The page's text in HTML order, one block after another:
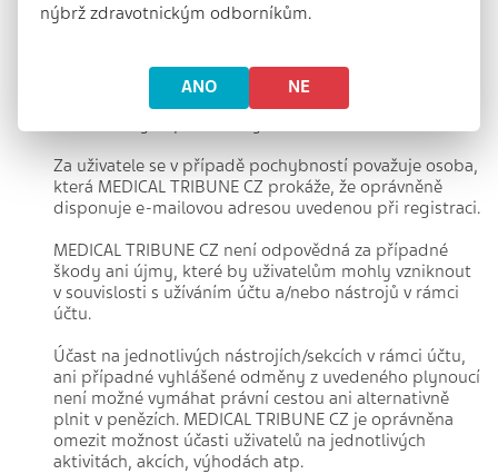
Práva k přístupu do účtu jsou nepřevoditelná a
MEDICAL TRIBUNE CZ není odpovědná za jakékoli
technické problémy vzniklé při přenosu dat
Za uživatele se v případě pochybností považuje osoba,
která MEDICAL TRIBUNE CZ prokáže, že oprávněně
disponuje e-mailovou adresou uvedenou při registraci.
MEDICAL TRIBUNE CZ není odpovědná za případné
škody ani újmy, které by uživatelům mohly vzniknout
v souvislosti s užíváním účtu a/nebo nástrojů v rámci
účtu.
Účast na jednotlivých nástrojích/sekcích v rámci účtu,
ani případné vyhlášené odměny z uvedeného plynoucí
není možné vymáhat právní cestou ani alternativně
plnit v penězích. MEDICAL TRIBUNE CZ je oprávněna
omezit možnost účasti uživatelů na jednotlivých
aktivitách, akcích, výhodách atp.
nýbrž zdravotnickým odborníkům.
ANO NE